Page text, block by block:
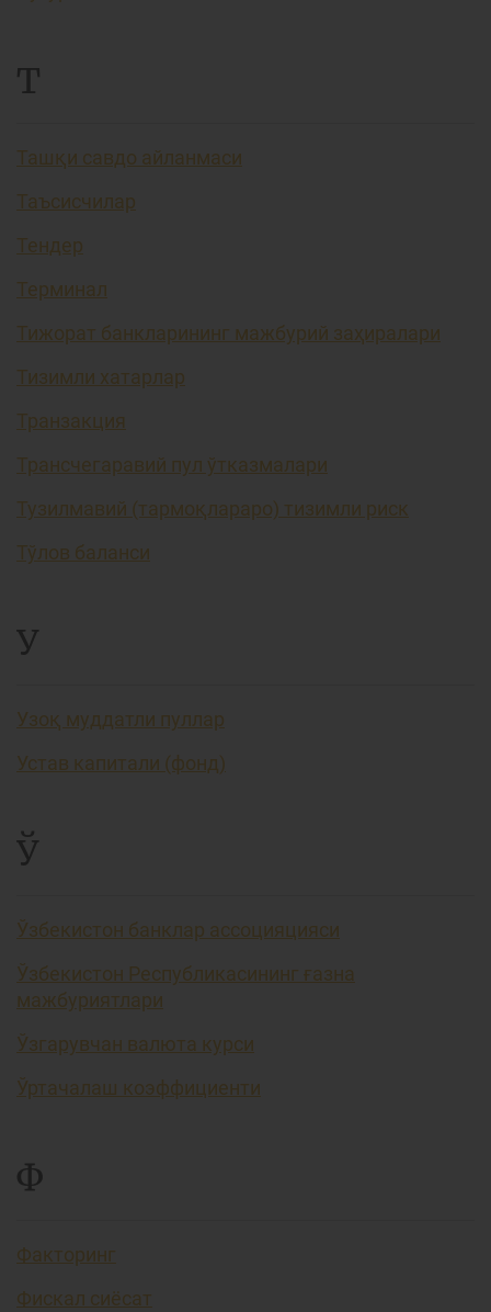
Т
Ташқи савдо айланмаси
Таъсисчилар
Тендер
Терминал
Тижорат банкларининг мажбурий заҳиралари
Тизимли хатарлар
Транзакция
Трансчегаравий пул ўтказмалари
Тузилмавий (тармоқлараро) тизимли риск
Тўлов баланси
У
Узоқ муддатли пуллар
Устав капитали (фонд)
Ў
Ўзбекистон банклар ассоцияцияси
Ўзбекистон Республикасининг ғазна
мажбуриятлари
Ўзгарувчан валюта курси
Ўртачалаш коэффициенти
Ф
Факторинг
Фискал сиёсат